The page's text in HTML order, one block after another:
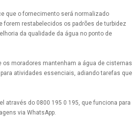
que o fornecimento será normalizado
forem restabelecidos os padrões de turbidez
da qualidade da água no ponto de
os moradores mantenham a água de cisternas
para atividades essenciais, adiando tarefas que
através do 0800 195 0 195, que funciona para
via WhatsApp.